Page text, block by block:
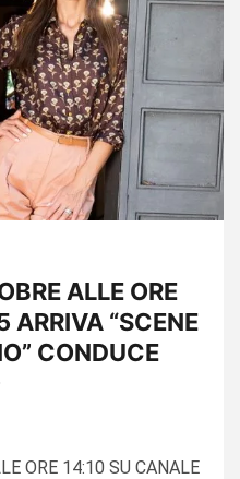
ALLE ORE
ARRIVA “SCENE
CONDUCE
ORE 14:10 SU CANALE